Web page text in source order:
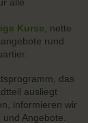
Kurse , nette
rund
das
ausliegt
informieren wir
Angebote.